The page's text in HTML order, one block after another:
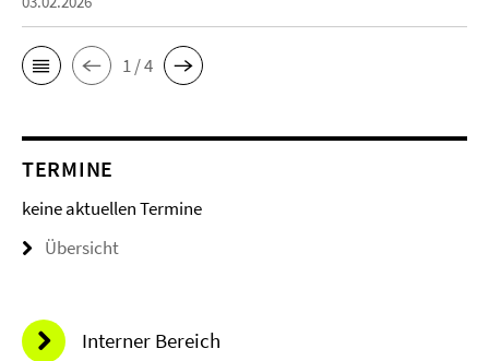
1 / 4
TERMINE
keine aktuellen Termine
Übersicht
Interner Bereich